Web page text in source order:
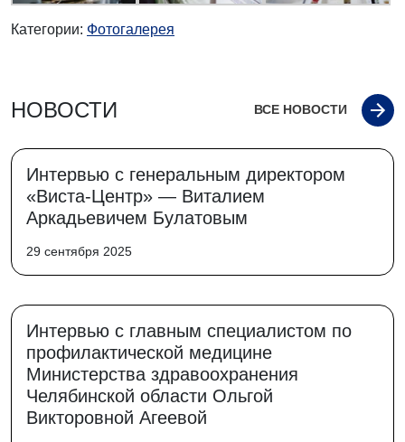
Категории: Фотогалерея
НОВОСТИ ВСЕ НОВОСТИ
Интервью с генеральным директором
«Виста-Центр» — Виталием
Аркадьевичем Булатовым
29 сентября 2025
Интервью с главным специалистом по
профилактической медицине
Министерства здравоохранения
Челябинской области Ольгой
Викторовной Агеевой